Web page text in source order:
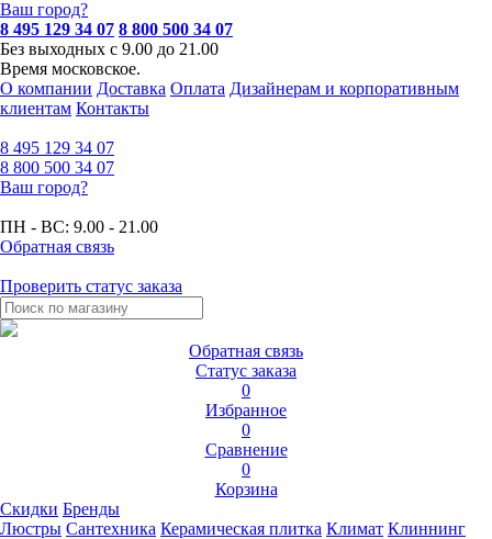
Ваш город?
8 495 129 34 07 8 800 500 34 07
Без выходных с 9.00 до 21.00
Время московское.
О компании Доставка Оплата Дизайнерам и корпоративным
клиентам Контакты
8 495 129 34 07
8 800 500 34 07
Ваш город?
ПН - ВС: 9.00 - 21.00
Обратная связь
Проверить статус заказа
Обратная связь
Статус заказа
0
Избранное
0
Сравнение
0
Корзина
Скидки Бренды
Люстры Сантехника Керамическая плитка Климат Клиннинг